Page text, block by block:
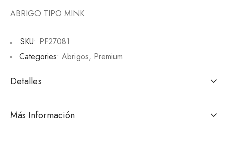
ABRIGO TIPO MINK
SKU: PF27081
Categories: Abrigos, Premium
Detalles
Más Información